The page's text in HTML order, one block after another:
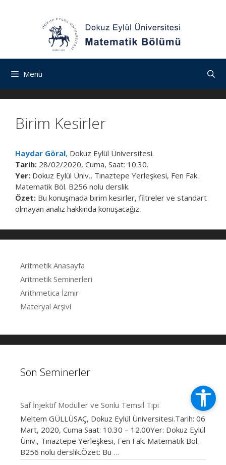
Menü
Birim Kesirler
Haydar Göral, Dokuz Eylül Üniversitesi.
Tarih: 28/02/2020, Cuma, Saat: 10:30.
Yer: Dokuz Eylül Üniv., Tınaztepe Yerleşkesi, Fen Fak.
Matematik Böl. B256 nolu derslik.
Özet: Bu konuşmada birim kesirler, filtreler ve standart
olmayan analiz hakkında konuşacağız.
Aritmetik Anasayfa
Aritmetik Seminerleri
Arithmetica İzmir
Materyal Arşivi
Son Seminerler
Saf İnjektif Modüller ve Sonlu Temsil Tipi
Meltem GÜLLÜSAÇ, Dokuz Eylül Üniversitesi.Tarih: 06
Mart, 2020, Cuma Saat: 10.30 – 12.00Yer: Dokuz Eylül
Üniv., Tınaztepe Yerleşkesi, Fen Fak. Matematik Böl.
B256 nolu derslik.Özet: Bu …